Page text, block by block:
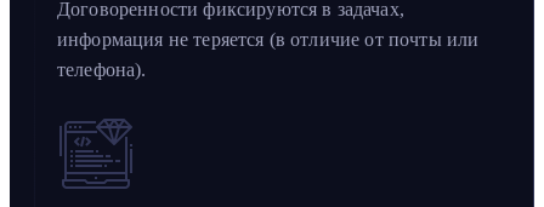
Договоренности фиксируются в задачах,
информация не теряется (в отличие от почты или
телефона).